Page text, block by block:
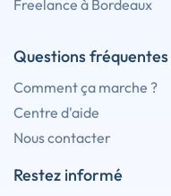
Freelance à Bordeaux
Questions fréquentes
Comment ça marche ?
Centre d'aide
Nous contacter
Restez informé